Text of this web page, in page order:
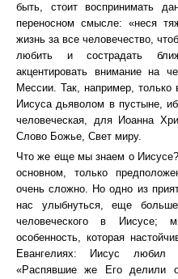
быть, стоит воспринимать
переносном смысле: «неся
жизнь за все человечество,
любить и сострадать
акцентировать внимание на
Мессии. Так, например, только
Иисуса дьяволом в пустыне,
человеческая, для Иоанна
Слово Божье, Свет миру.
Что же еще мы знаем о
основном, только
очень сложно. Но одно из
нас улыбнуться, еще
человеческого в Иисусе;
особенность, которая
Евангелиях: Иисус любил
«Распявшие же Его делили